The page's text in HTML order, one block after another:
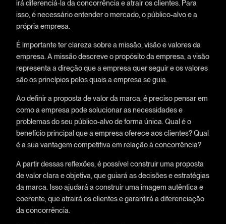
irá diferenciá-la da concorrência e atrair os clientes. Para
isso, é necessário entender o mercado, o público-alvo e a
própria empresa.
É importante ter clareza sobre a missão, visão e valores da
empresa. A missão descreve o propósito da empresa, a visão
representa a direção que a empresa quer seguir e os valores
são os princípios pelos quais a empresa se guia.
Ao definir a proposta de valor da marca, é preciso pensar em
como a empresa pode solucionar as necessidades e
problemas do seu público-alvo de forma única. Qual é o
benefício principal que a empresa oferece aos clientes? Qual
é a sua vantagem competitiva em relação à concorrência?
A partir dessas reflexões, é possível construir uma proposta
de valor clara e objetiva, que guiará as decisões e estratégias
da marca. Isso ajudará a construir uma imagem autêntica e
coerente, que atrairá os clientes e garantirá a diferenciação
da concorrência.